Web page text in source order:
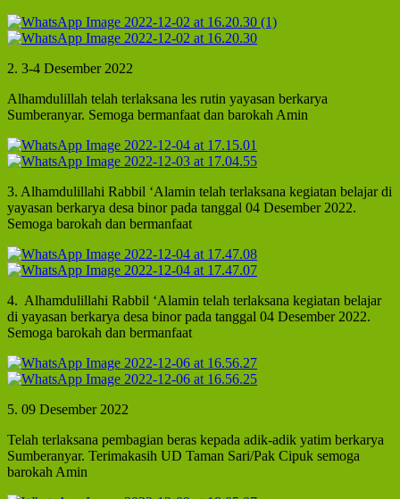
2. 3-4 Desember 2022
Alhamdulillah telah terlaksana les rutin yayasan berkarya
Sumberanyar. Semoga bermanfaat dan barokah Amin
3. Alhamdulillahi Rabbil ‘Alamin telah terlaksana kegiatan belajar di
yayasan berkarya desa binor pada tanggal 04 Desember 2022.
Semoga barokah dan bermanfaat
4. Alhamdulillahi Rabbil ‘Alamin telah terlaksana kegiatan belajar
di yayasan berkarya desa binor pada tanggal 04 Desember 2022.
Semoga barokah dan bermanfaat
5. 09 Desember 2022
Telah terlaksana pembagian beras kepada adik-adik yatim berkarya
Sumberanyar. Terimakasih UD Taman Sari/Pak Cipuk semoga
barokah Amin